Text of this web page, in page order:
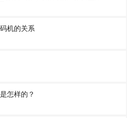
机的关系
怎样的？